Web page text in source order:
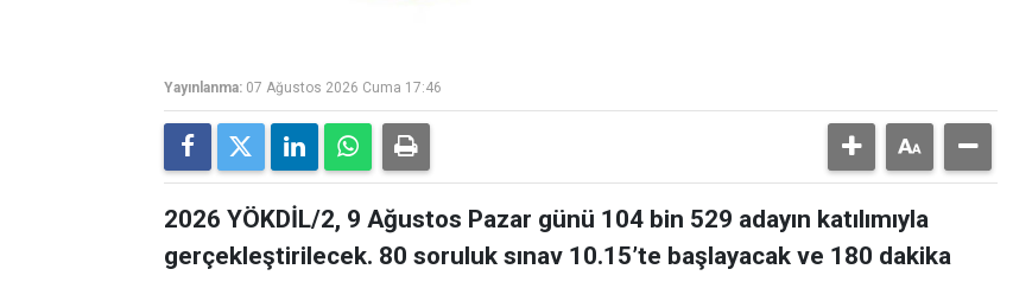
Yayınlanma: 07 Ağustos 2026 Cuma 17:46
2026 YÖKDİL/2, 9 Ağustos Pazar günü 104 bin 529 adayın katılımıyla
gerçekleştirilecek. 80 soruluk sınav 10.15’te başlayacak ve 180 dakika